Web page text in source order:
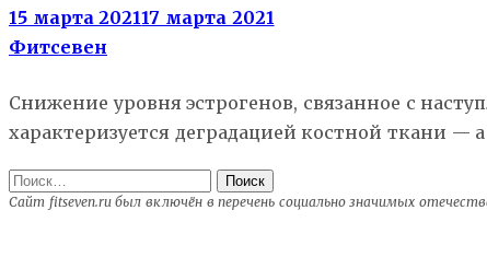
15 марта 202117 марта 2021
Фитсевен
Снижение уровня эстрогенов, связанное с
характеризуется деградацией костной ткани —
Найти:
Сайт fitseven.ru был включён в перечень социально значимых